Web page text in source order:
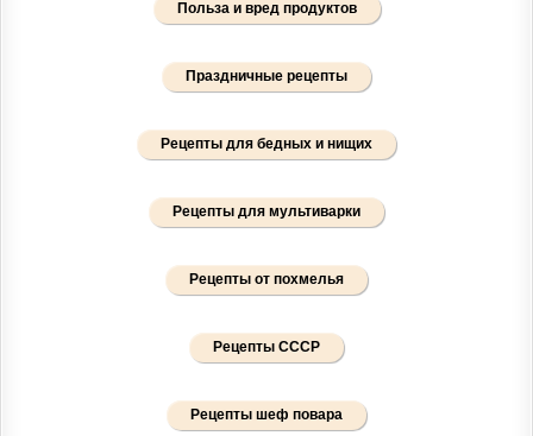
Польза и вред продуктов
Праздничные рецепты
Рецепты для бедных и нищих
Рецепты для мультиварки
Рецепты от похмелья
Рецепты СССР
Рецепты шеф повара